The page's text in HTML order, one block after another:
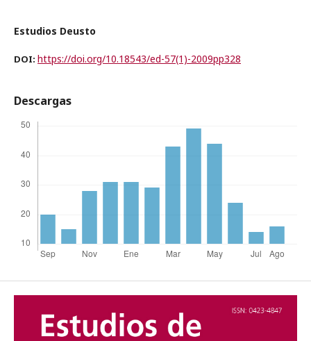
Estudios Deusto
DOI: https://doi.org/10.18543/ed-57(1)-2009pp328
Descargas